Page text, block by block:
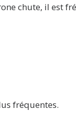
chute, il est
fréquentes.